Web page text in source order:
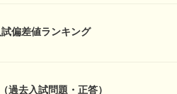
偏差値ランキング
過去入試問題・正答）